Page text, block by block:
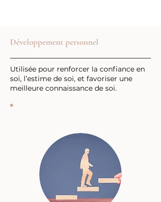
Développement personnel
Utilisée pour renforcer la confiance en
soi, l’estime de soi, et favoriser une
meilleure connaissance de soi.